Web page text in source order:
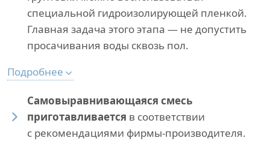
специальной гидроизолирующей пленкой.
Главная задача этого этапа — не допустить
просачивания воды сквозь пол.
Подробнее
Самовыравнивающаяся смесь
приготавливается в соответствии
с рекомендациями фирмы-производителя.